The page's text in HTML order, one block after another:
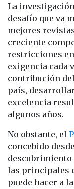
La
desafío que va
mejores
creciente
restricciones
exigencia cada
contribución
país,
excelencia
algunos años.
No obstante, el
concebido
descubrimiento
las principales
puede hacer a